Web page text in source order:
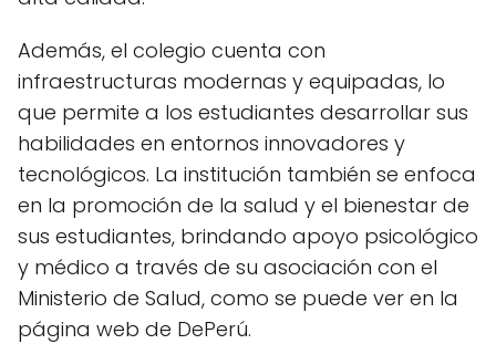
Además, el colegio cuenta con
infraestructuras modernas y equipadas, lo
que permite a los estudiantes desarrollar sus
habilidades en entornos innovadores y
tecnológicos. La institución también se enfoca
en la promoción de la salud y el bienestar de
sus estudiantes, brindando apoyo psicológico
y médico a través de su asociación con el
Ministerio de Salud, como se puede ver en la
página web de DePerú.